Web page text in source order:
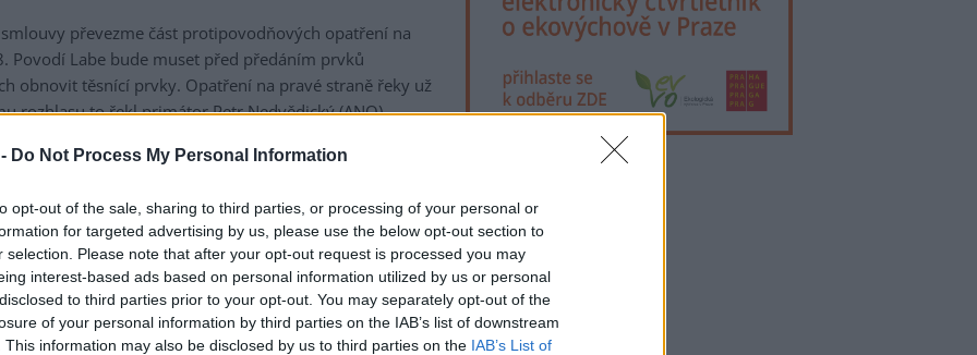
Do Not Process My Personal Information
opt-out of the sale, sharing to third parties, or processing of your personal or
for targeted advertising by us, please use the below opt-out section to
selection. Please note that after your opt-out request is processed you may
interest-based ads based on personal information utilized by us or personal
to third parties prior to your opt-out. You may separately opt-out of the
of your personal information by third parties on the IAB’s list of downstream
This information may also be disclosed by us to third parties on the IAB’s List of
převezme část protipovodňových opatření na
Povodí Labe bude muset před předáním prvků
obnovit těsnící prvky. Opatření na pravé straně řeky už
rozhlasu to řekl primátor Petr Nedvědický (ANO).
kdy to schválí vláda České republiky s tím, že
ještě všechny vady," uvedl primátor. Jedná se
Pětimostí. Fyzické předání soustavy je tak na
je třeba napravit nedostatky, opravuje Benešův most
že by Povodí Labe začalo pracovat na svých
příštího roku. Protipovodňová opatření tak zřejmě